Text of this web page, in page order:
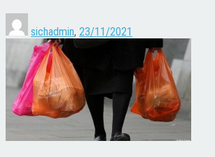
sichadmin, 23/11/2021